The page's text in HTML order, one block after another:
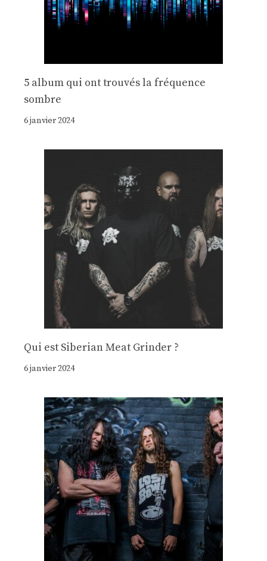
5 album qui ont trouvés la fréquence
sombre
6 janvier 2024
Qui est Siberian Meat Grinder ?
6 janvier 2024